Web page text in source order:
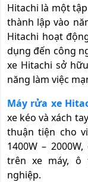
Hitachi là một
thành lập vào
Hitachi hoạt
dụng đến công
xe Hitachi sở
năng làm việc
Máy rửa xe
xe kéo và xách
thuận tiện cho
1400W –
trên xe máy, ô
nghiệp.